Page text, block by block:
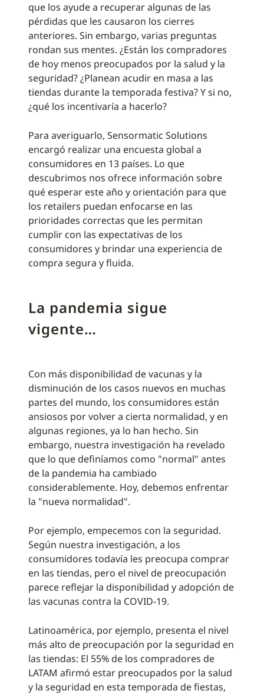
que los ayude a recuperar algunas de las
pérdidas que les causaron los cierres
anteriores. Sin embargo, varias preguntas
rondan sus mentes. ¿Están los compradores
de hoy menos preocupados por la salud y la
seguridad? ¿Planean acudir en masa a las
tiendas durante la temporada festiva? Y si no,
¿qué los incentivaría a hacerlo?
Para averiguarlo, Sensormatic Solutions
encargó realizar una encuesta global a
consumidores en 13 países. Lo que
descubrimos nos ofrece información sobre
qué esperar este año y orientación para que
los retailers puedan enfocarse en las
prioridades correctas que les permitan
cumplir con las expectativas de los
consumidores y brindar una experiencia de
compra segura y fluida.
La pandemia sigue
vigente…
Con más disponibilidad de vacunas y la
disminución de los casos nuevos en muchas
partes del mundo, los consumidores están
ansiosos por volver a cierta normalidad, y en
algunas regiones, ya lo han hecho. Sin
embargo, nuestra investigación ha revelado
que lo que definíamos como "normal" antes
de la pandemia ha cambiado
considerablemente. Hoy, debemos enfrentar
la "nueva normalidad".
Por ejemplo, empecemos con la seguridad.
Según nuestra investigación, a los
consumidores todavía les preocupa comprar
en las tiendas, pero el nivel de preocupación
parece reflejar la disponibilidad y adopción de
las vacunas contra la COVID-19.
Latinoamérica, por ejemplo, presenta el nivel
más alto de preocupación por la seguridad en
las tiendas: El 55% de los compradores de
LATAM afirmó estar preocupados por la salud
y la seguridad en esta temporada de fiestas,